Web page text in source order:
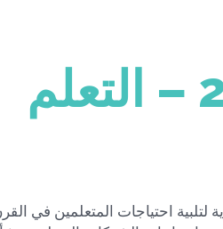
تحديث يناير 2024 – التعلم
لتلبية احتياجات المتعلمين في